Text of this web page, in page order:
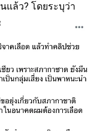
แล้ว? โดยระบุว่า